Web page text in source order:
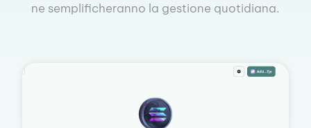
ne semplificheranno la gestione quotidiana.